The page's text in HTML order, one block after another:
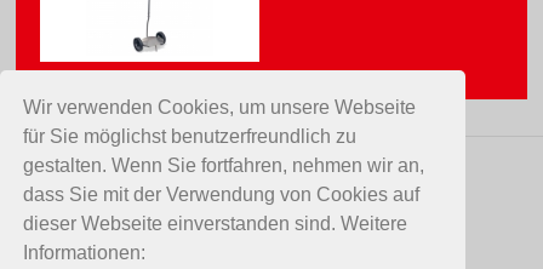
Wir verwenden Cookies, um unsere Webseite
für Sie möglichst benutzerfreundlich zu
gestalten. Wenn Sie fortfahren, nehmen wir an,
dass Sie mit der Verwendung von Cookies auf
dieser Webseite einverstanden sind. Weitere
Informationen:
Edelstahl-Handwagen H2
KONTAKT
Birchmeier Sprühtechnik AG